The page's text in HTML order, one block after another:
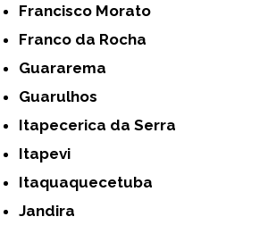
Francisco Morato
Franco da Rocha
Guararema
Guarulhos
Itapecerica da Serra
Itapevi
Itaquaquecetuba
Jandira